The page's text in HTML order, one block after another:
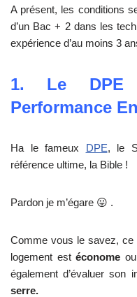
A présent, les conditions
d’un Bac + 2 dans les
expérience d’au moins 3
1. Le DPE
Performance
Ha le fameux DPE, le
référence ultime, la Bible !
Pardon je m’égare 😛 .
Comme vous le savez,
logement estéconome
également d’évaluer
serre.